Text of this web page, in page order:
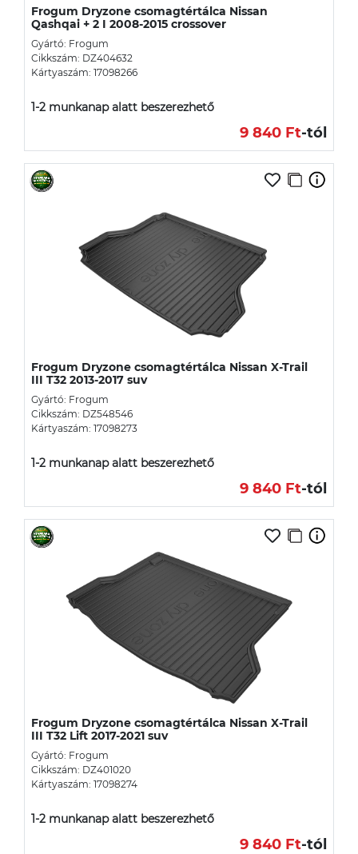
Frogum Dryzone csomagtértálca Nissan
Qashqai + 2 I 2008-2015 crossover
Gyártó: Frogum
Cikkszám: DZ404632
Kártyaszám: 17098266
1-2 munkanap alatt beszerezhető
9 840 Ft-tól
Frogum Dryzone csomagtértálca Nissan X-Trail
III T32 2013-2017 suv
Gyártó: Frogum
Cikkszám: DZ548546
Kártyaszám: 17098273
1-2 munkanap alatt beszerezhető
9 840 Ft-tól
Frogum Dryzone csomagtértálca Nissan X-Trail
III T32 Lift 2017-2021 suv
Gyártó: Frogum
Cikkszám: DZ401020
Kártyaszám: 17098274
1-2 munkanap alatt beszerezhető
9 840 Ft-tól